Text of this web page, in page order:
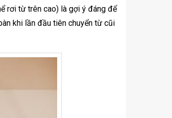
rơi từ trên cao) là gợi ý đáng để
khi lần đầu tiên chuyển từ cũi